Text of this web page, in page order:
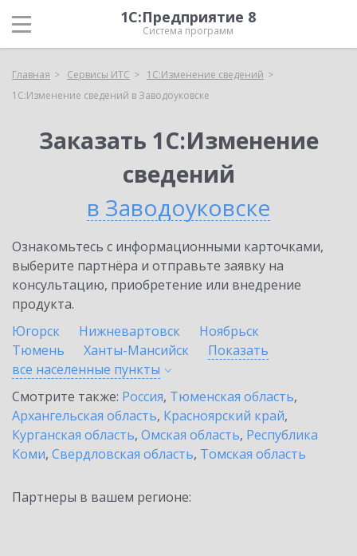
1С:Предприятие 8
Система программ
Главная Сервисы ИТС
1С:Изменение сведений
1С:Изменение сведений в Заводоуковске
Заказать 1С:Изменение
сведений
в Заводоуковске
Ознакомьтесь с информационными карточками,
выберите партнёра и отправьте заявку на
консультацию, приобретение или внедрение
продукта.
Югорск
Нижневартовск
Ноябрьск
Тюмень
Ханты-Мансийск
Показать
все населенные пункты
Смотрите также: Россия, Тюменская область,
Архангельская область, Красноярский край,
Курганская область, Омская область, Республика
Коми, Свердловская область, Томская область
Партнеры в вашем регионе: